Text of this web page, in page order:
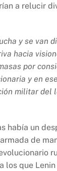
a relucir
y se van
hacia
por
y en
militar del
había un
de
los que